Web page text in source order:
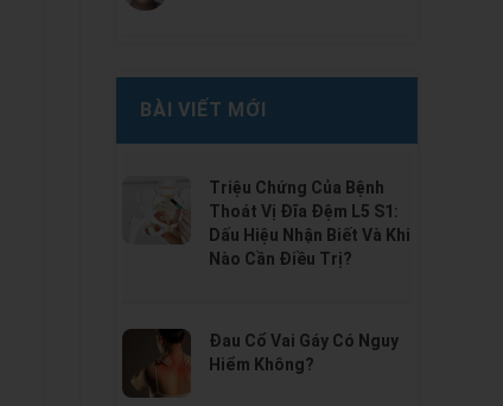
BÀI VIẾT MỚI
Triệu Chứng Của Bệnh
Thoát Vị Đĩa Đệm L5 S1:
Dấu Hiệu Nhận Biết Và Khi
Nào Cần Điều Trị?
Đau Cổ Vai Gáy Có Nguy
Hiểm Không?